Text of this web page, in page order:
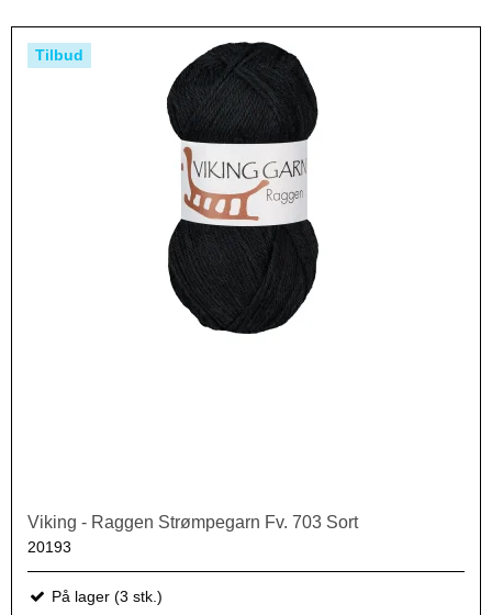
Tilbud
Viking - Raggen Strømpegarn Fv. 703 Sort
20193
På lager (3 stk.)